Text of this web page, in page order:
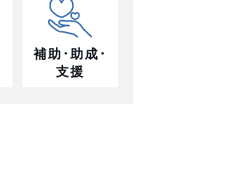
補助･助成･
支援